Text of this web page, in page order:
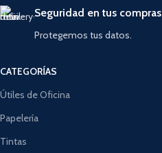
Seguridad en tus compras
Protegemos tus datos.
CATEGORÍAS
Útiles de Oficina
Papelería
Tintas